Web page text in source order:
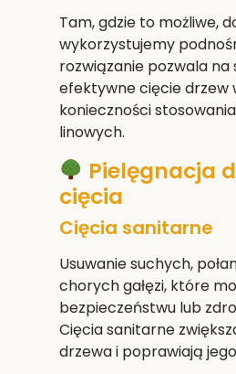
Tam, gdzie to możliwe,
wykorzystujemy
rozwiązanie pozwala na
efektywne cięcie drzew
konieczności
linowych.
Pielęgnacja
cięcia
Cięcia sanitarne
Usuwanie suchych,
chorych gałęzi, które
bezpieczeństwu lub
Cięcia sanitarne
drzewa i poprawiają